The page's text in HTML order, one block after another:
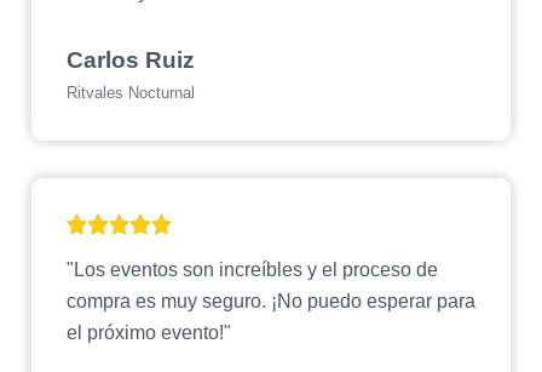
Carlos Ruiz
Ritvales Nocturnal
"Los eventos son increíbles y el proceso de
compra es muy seguro. ¡No puedo esperar para
el próximo evento!"